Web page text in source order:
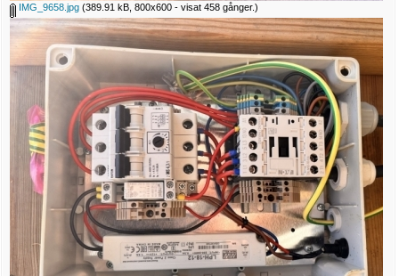
IMG_9658.jpg (389.91 kB, 800x600 - visat 458 gånger.)